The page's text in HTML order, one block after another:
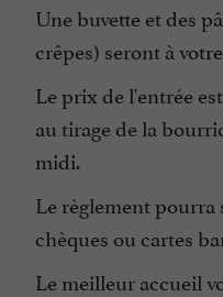
Une buvette et des
crêpes) seront à
Le prix de l'entrée
au tirage de la
midi.
Le règlement pourra
chèques ou cartes
Le meilleur accueil